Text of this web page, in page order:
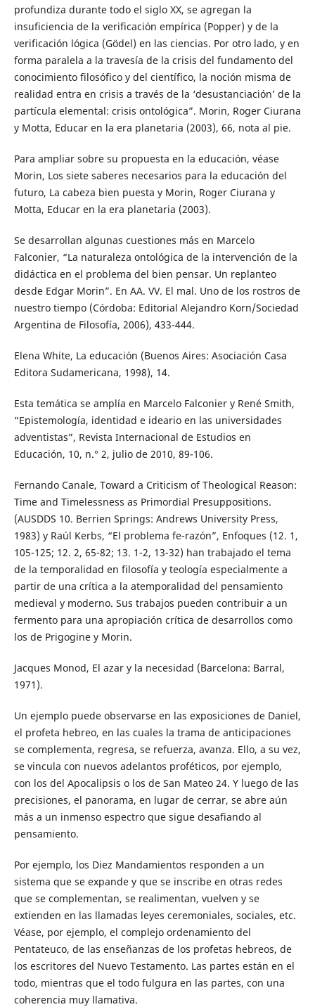
profundiza durante todo el siglo XX, se agregan la
insuficiencia de la verificación empírica (Popper) y de la
verificación lógica (Gödel) en las ciencias. Por otro lado, y en
forma paralela a la travesía de la crisis del fundamento del
conocimiento filosófico y del científico, la noción misma de
realidad entra en crisis a través de la ‘desustanciación’ de la
partícula elemental: crisis ontológica”. Morin, Roger Ciurana
y Motta, Educar en la era planetaria (2003), 66, nota al pie.
Para ampliar sobre su propuesta en la educación, véase
Morin, Los siete saberes necesarios para la educación del
futuro, La cabeza bien puesta y Morin, Roger Ciurana y
Motta, Educar en la era planetaria (2003).
Se desarrollan algunas cuestiones más en Marcelo
Falconier, “La naturaleza ontológica de la intervención de la
didáctica en el problema del bien pensar. Un replanteo
desde Edgar Morin”. En AA. VV. El mal. Uno de los rostros de
nuestro tiempo (Córdoba: Editorial Alejandro Korn/Sociedad
Argentina de Filosofía, 2006), 433-444.
Elena White, La educación (Buenos Aires: Asociación Casa
Editora Sudamericana, 1998), 14.
Esta temática se amplía en Marcelo Falconier y René Smith,
“Epistemología, identidad e ideario en las universidades
adventistas”, Revista Internacional de Estudios en
Educación, 10, n.° 2, julio de 2010, 89-106.
Fernando Canale, Toward a Criticism of Theological Reason:
Time and Timelessness as Primordial Presuppositions.
(AUSDDS 10. Berrien Springs: Andrews University Press,
1983) y Raúl Kerbs, “El problema fe-razón”, Enfoques (12. 1,
105-125; 12. 2, 65-82; 13. 1-2, 13-32) han trabajado el tema
de la temporalidad en filosofía y teología especialmente a
partir de una crítica a la atemporalidad del pensamiento
medieval y moderno. Sus trabajos pueden contribuir a un
fermento para una apropiación crítica de desarrollos como
los de Prigogine y Morin.
Jacques Monod, El azar y la necesidad (Barcelona: Barral,
1971).
Un ejemplo puede observarse en las exposiciones de Daniel,
el profeta hebreo, en las cuales la trama de anticipaciones
se complementa, regresa, se refuerza, avanza. Ello, a su vez,
se vincula con nuevos adelantos proféticos, por ejemplo,
con los del Apocalipsis o los de San Mateo 24. Y luego de las
precisiones, el panorama, en lugar de cerrar, se abre aún
más a un inmenso espectro que sigue desafiando al
pensamiento.
Por ejemplo, los Diez Mandamientos responden a un
sistema que se expande y que se inscribe en otras redes
que se complementan, se realimentan, vuelven y se
extienden en las llamadas leyes ceremoniales, sociales, etc.
Véase, por ejemplo, el complejo ordenamiento del
Pentateuco, de las enseñanzas de los profetas hebreos, de
los escritores del Nuevo Testamento. Las partes están en el
todo, mientras que el todo fulgura en las partes, con una
coherencia muy llamativa.